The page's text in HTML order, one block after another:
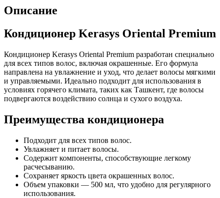
Описание
Кондиционер Kerasys Oriental Premium
Кондиционер Kerasys Oriental Premium разработан специально
для всех типов волос, включая окрашенные. Его формула
направлена на увлажнение и уход, что делает волосы мягкими
и управляемыми. Идеально подходит для использования в
условиях горячего климата, таких как Ташкент, где волосы
подвергаются воздействию солнца и сухого воздуха.
Преимущества кондиционера
Подходит для всех типов волос.
Увлажняет и питает волосы.
Содержит компоненты, способствующие легкому
расчесыванию.
Сохраняет яркость цвета окрашенных волос.
Объем упаковки — 500 мл, что удобно для регулярного
использования.